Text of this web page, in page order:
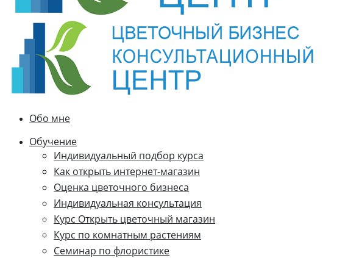
Обо мне
Обучение
Индивидуальный подбор курса
Как открыть интернет-магазин
Оценка цветочного бизнеса
Индивидуальная консультация
Курс Открыть цветочный магазин
Курс по комнатным растениям
Семинар по флористике